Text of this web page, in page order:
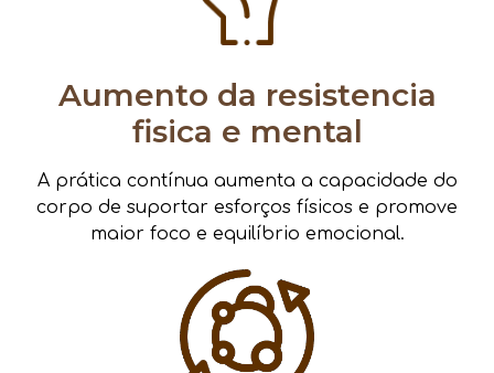
Aumento da resistencia
fisica e mental
A prática contínua aumenta a capacidade do
corpo de suportar esforços físicos e promove
maior foco e equilíbrio emocional.